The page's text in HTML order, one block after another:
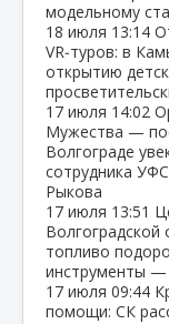
модельному
18 июля 13:14
VR‑туров: в
открытию
17 июля 14:02
Мужества —
Волгограде
сотрудника
Рыкова
17 июля 13:51
топливо
инструменты
17 июля 09:44
помощи: СК